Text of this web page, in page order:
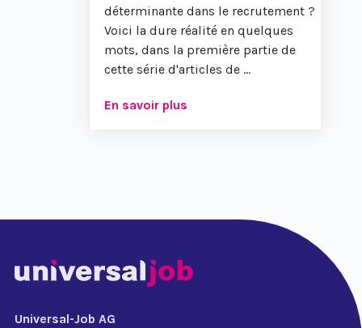
déterminante dans le recrutement ?
Voici la dure réalité en quelques
mots, dans la première partie de
cette série d'articles de ...
En savoir plus
Universal-Job AG